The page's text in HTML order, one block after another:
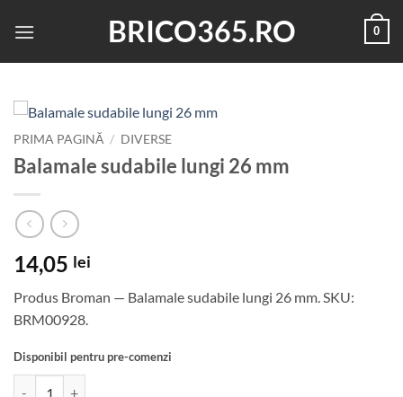
BRICO365.RO 0
PRIMA PAGINĂ / DIVERSE
Balamale sudabile lungi 26 mm
14,05 lei
Produs Broman — Balamale sudabile lungi 26 mm. SKU:
BRM00928.
Disponibil pentru pre-comenzi